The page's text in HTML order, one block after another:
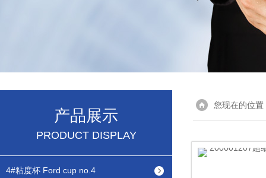
产品展示
PRODUCT DISPLAY
4#粘度杯 Ford cup no.4
您现在的位置